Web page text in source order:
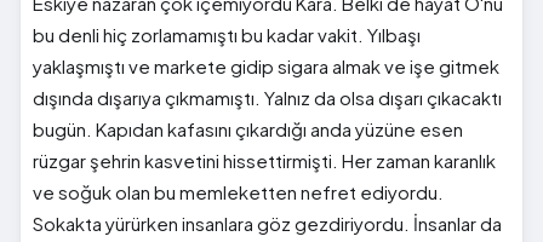
bu denli hiç zorlamamıştı bu kadar vakit. Yılbaşı
yaklaşmıştı ve markete gidip sigara almak ve işe gitmek
dışında dışarıya çıkmamıştı. Yalnız da olsa dışarı çıkacaktı
bugün. Kapıdan kafasını çıkardığı anda yüzüne esen
rüzgar şehrin kasvetini hissettirmişti. Her zaman karanlık
ve soğuk olan bu memleketten nefret ediyordu.
Sokakta yürürken insanlara göz gezdiriyordu. İnsanlar da